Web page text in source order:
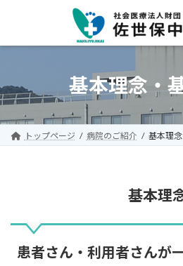
ン
ス
キ
ッ
ー
ン
に
移
基本理念・
トップページ 病院のご紹介 基本理
基本理
患者さん・利用者さんが